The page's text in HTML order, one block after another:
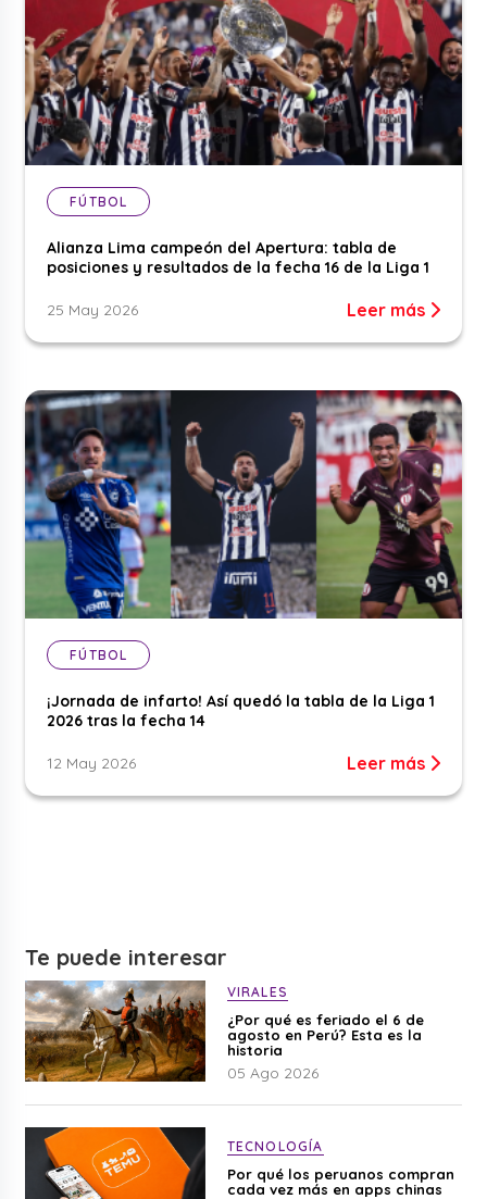
FÚTBOL
Alianza Lima campeón del Apertura: tabla de
posiciones y resultados de la fecha 16 de la Liga 1
25 May 2026 Leer más
FÚTBOL
¡Jornada de infarto! Así quedó la tabla de la Liga 1
2026 tras la fecha 14
12 May 2026 Leer más
Te puede interesar
VIRALES
¿Por qué es feriado el 6 de
agosto en Perú? Esta es la
historia
05 Ago 2026
TECNOLOGÍA
Por qué los peruanos compran
cada vez más en apps chinas